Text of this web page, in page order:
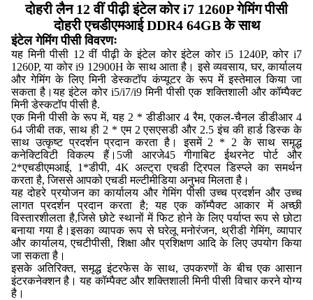
दोहरी लैन 12 वीं पीढ़ी इंटेल कोर i7 1260P गेमिंग पीसी
दोहरी एचडीएमआई DDR4 64GB के साथ
इंटेल गेमिंग पीसी विवरणः
यह मिनी पीसी 12 वीं पीढ़ी के इंटेल कोर इंटेल कोर i5 1240P, कोर i7
1260P, या कोर i9 12900H के साथ आता है। इसे व्यवसाय, घर, कार्यालय
और गेमिंग के लिए मिनी डेस्कटॉप कंप्यूटर के रूप में इस्तेमाल किया जा
सकता है।यह इंटेल कोर i5/i7/i9 मिनी पीसी एक शक्तिशाली और कॉम्पैक्ट
मिनी डेस्कटॉप पीसी है.
एक मिनी पीसी के रूप में, यह 2 * डीडीआर 4 रैम, एकल-चैनल डीडीआर 4
64 जीबी तक, साथ ही 2 * एम 2 एसएसडी और 2.5 इंच की हार्ड डिस्क के
साथ उत्कृष्ट प्रदर्शन प्रदान करता है। इसमें 2 * 2 के साथ समृद्ध
कनेक्टिविटी विकल्प हैं।5जी आरजे45 गीगाबिट ईथरनेट पोर्ट और
2*एचडीएमआई, 1*डीपी, 4K अल्ट्रा एचडी ट्रिपल डिस्प्ले का समर्थन
करता है, जिससे आपको एचडी मल्टीमीडिया अनुभव मिलता है।
यह दोहरे प्रयोजन का कार्यालय और गेमिंग पीसी उच्च प्रदर्शन और उच्च
लागत प्रदर्शन प्रदान करता है; यह एक कॉम्पैक्ट आकार में अच्छी
विस्तारशीलता है,जिसे छोटे स्थानों में फिट होने के लिए पर्याप्त रूप से छोटा
बनाया गया है।इसका व्यापक रूप से घरेलू मनोरंजन, थ्रीडी गेमिंग, व्यापार
और कार्यालय, एचटीपीसी, शिक्षा और प्रशिक्षण आदि के लिए उपयोग किया
जा सकता है।
इसके अतिरिक्त, समृद्ध इंटरफेस के साथ, उपकरणों के बीच एक आसान
इंटरकनेक्शन है। यह कॉम्पैक्ट और शक्तिशाली मिनी पीसी विचार करने योग्य
है।